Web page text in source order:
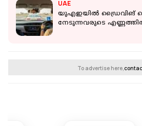
UAE
യുഎഇയിൽ ഡ്രൈവിങ്
നേടുന്നവരുടെ
To advertise here,